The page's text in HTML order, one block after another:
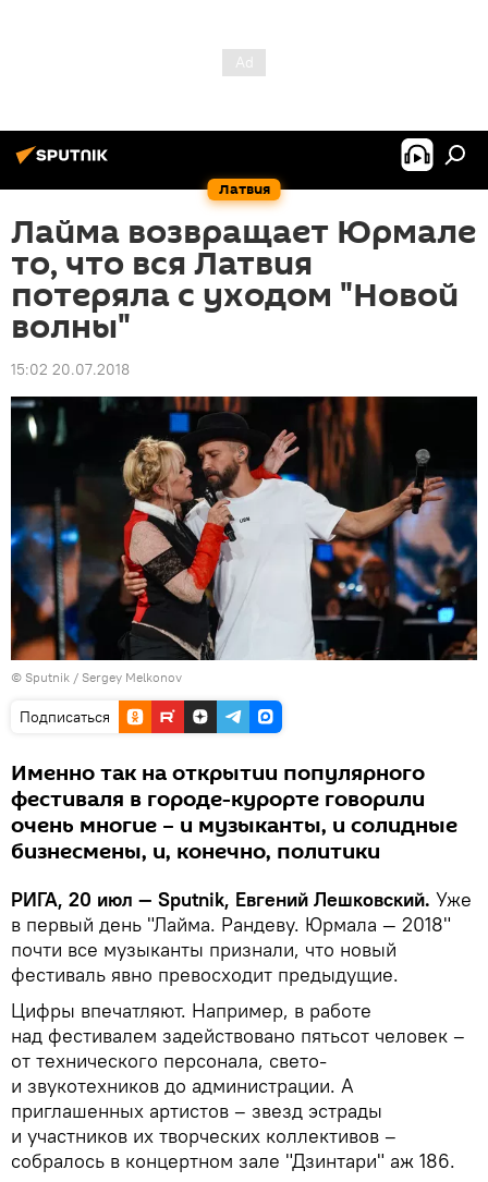
Латвия
Лайма возвращает Юрмале
то, что вся Латвия
потеряла с уходом "Новой
волны"
15:02 20.07.2018
© Sputnik / Sergey Melkonov
Подписаться
Именно так на открытии популярного
фестиваля в городе-курорте говорили
очень многие – и музыканты, и солидные
бизнесмены, и, конечно, политики
РИГА, 20 июл — Sputnik, Евгений Лешковский. Уже
в первый день "Лайма. Рандеву. Юрмала — 2018"
почти все музыканты признали, что новый
фестиваль явно превосходит предыдущие.
Цифры впечатляют. Например, в работе
над фестивалем задействовано пятьсот человек –
от технического персонала, свето-
и звукотехников до администрации. А
приглашенных артистов – звезд эстрады
и участников их творческих коллективов –
собралось в концертном зале "Дзинтари" аж 186.